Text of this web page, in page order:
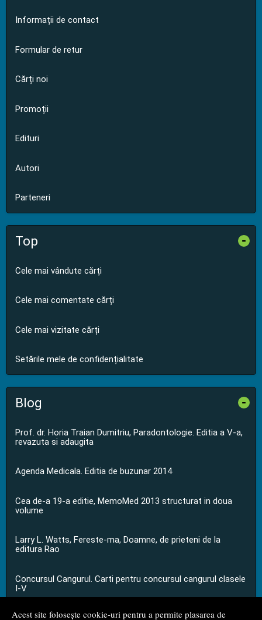
Acest site folosește cookie-uri pentru a permite plasarea de
Informații de contact
Formular de retur
Cărți noi
Promoții
Edituri
Autori
Parteneri
Top -
Cele mai vândute cărți
Cele mai comentate cărți
Cele mai vizitate cărți
Setările mele de confidențialitate
Blog -
Prof. dr. Horia Traian Dumitriu, Paradontologie. Editia a V-a,
revazuta si adaugita
Agenda Medicala. Editia de buzunar 2014
Cea de-a 19-a editie, MemoMed 2013 structurat in doua
volume
Larry L. Watts, Fereste-ma, Doamne, de prieteni de la
editura Rao
Concursul Cangurul. Carti pentru concursul cangurul clasele
I-V
...toate știrile